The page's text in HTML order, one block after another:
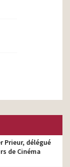
Prieur, délégué
de Cinéma